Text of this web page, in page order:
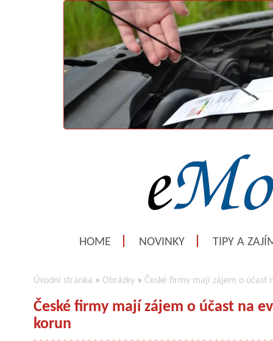
HOME NOVINKY TIPY A
Úvodní stránka » Obrázky » České firmy mají zájem o účast
České firmy mají zájem o účast na
korun